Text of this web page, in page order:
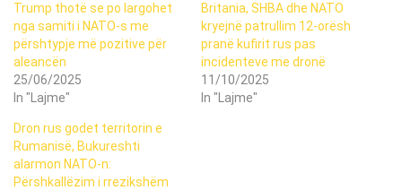
Trump thotë se po largohet
nga samiti i NATO-s me
përshtypje më pozitive për
aleancën
25/06/2025
In "Lajme"
Britania, SHBA dhe NATO
kryejnë patrullim 12-orësh
pranë kufirit rus pas
incidenteve me dronë
11/10/2025
In "Lajme"
Dron rus godet territorin e
Rumanisë, Bukureshti
alarmon NATO-n:
Përshkallëzim i rrezikshëm